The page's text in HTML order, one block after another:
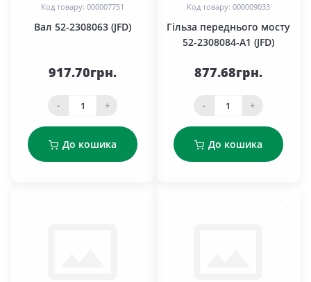
Код товару: 000007751
Вал 52-2308063 (JFD)
917.70грн.
- +
До кошика
Код товару: 000009033
Гільза переднього мосту
52-2308084-А1 (JFD)
877.68грн.
- +
До кошика